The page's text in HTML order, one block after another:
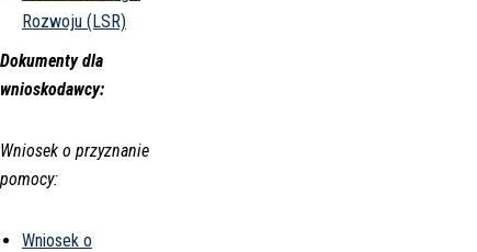
Rozwoju (LSR)
Dokumenty dla
wnioskodawcy:
Wniosek o przyznanie
pomocy:
Wniosek o